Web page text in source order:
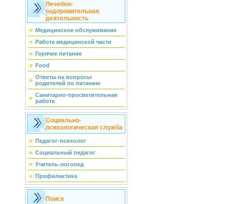
Лечебно-
оздоровительная
деятельность
Медицинское обслуживание
Работа медицинской части
Горячее питание
Food
Ответы на вопросы
родителей по питанию
Санитарно-просветительная
работа
Социально-
психологическая служба
Педагог-психолог
Социальный педагог
Учитель-логопед
Профилактика
Поиск